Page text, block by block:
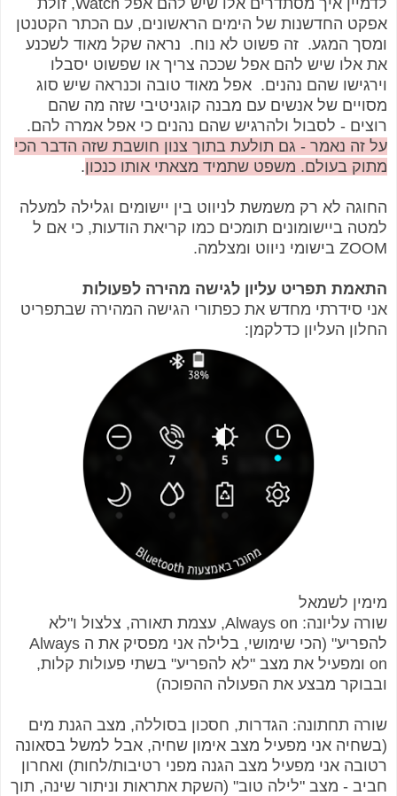
אפקט החדשנות של הימים הראשונים, עם הכתר הקטנטן
ומסך המגע. זה פשוט לא נוח. נראה שקל מאוד לשכנע
את אלו שיש להם אפל שככה צריך או שפשוט יסבלו
וירגישו שהם נהנים. אפל מאוד טובה וכנראה שיש סוג
מסויים של אנשים עם מבנה קוגניטיבי שזה מה שהם
רוצים - לסבול ולהרגיש שהם נהנים כי אפל אמרה להם.
על זה נאמר - גם תולעת בתוך צנון חושבת שזה הדבר הכי
מתוק בעולם. משפט שתמיד מצאתי אותו כנכון.
החוגה לא רק משמשת לניווט בין יישומים וגלילה למעלה
למטה ביישומונים תומכים כמו קריאת הודעות, כי אם ל
ZOOM בישומי ניווט ומצלמה.
התאמת תפריט עליון לגישה מהירה לפעולות
אני סידרתי מחדש את כפתורי הגישה המהירה שבתפריט
החלון העליון כדלקמן:
מימין לשמאל
שורה עליונה: Always on, עצמת תאורה, צלצול ו"לא
להפריע" (הכי שימושי, בלילה אני מפסיק את ה Always
on ומפעיל את מצב "לא להפריע" בשתי פעולות קלות,
ובבוקר מבצע את הפעולה ההפוכה)
שורה תחתונה: הגדרות, חסכון בסוללה, מצב הגנת מים
(בשחיה אני מפעיל מצב אימון שחיה, אבל למשל בסאונה
רטובה אני מפעיל מצב הגנה מפני רטיבות/לחות) ואחרון
חביב - מצב "לילה טוב" (השקת אתראות וניתור שינה, תוך